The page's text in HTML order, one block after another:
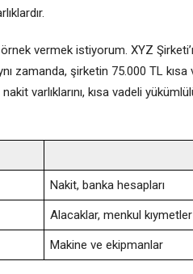
vermek istiyorum. XYZ
zamanda, şirketin 75.000 TL
varlıklarını, kısa vadeli
Nakit, banka hesapları
Alacaklar, menkul kıymetler
Makine ve ekipmanlar